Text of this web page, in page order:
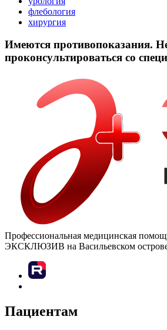
флебология
хирургия
Имеются противопоказания.
проконсультироваться со
Профессиональная медицинская
ЭКСКЛЮЗИВ на Васильевском острове
Пациентам